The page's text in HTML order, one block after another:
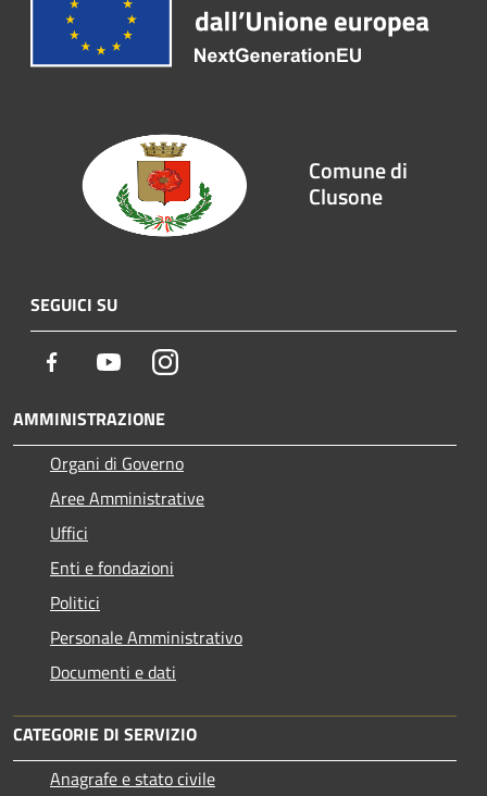
Comune di
Clusone
SEGUICI SU
Facebook YoutubeInstagram
AMMINISTRAZIONE
Organi di Governo
Aree Amministrative
Uffici
Enti e fondazioni
Politici
Personale Amministrativo
Documenti e dati
CATEGORIE DI SERVIZIO
Anagrafe e stato civile